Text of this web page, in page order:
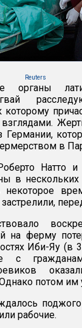
Reuters
органы
которому
Германии,
в
Натто
в нескольких
некоторое
на ферму
Иби-Яу (в
с
потом им
рабочие.